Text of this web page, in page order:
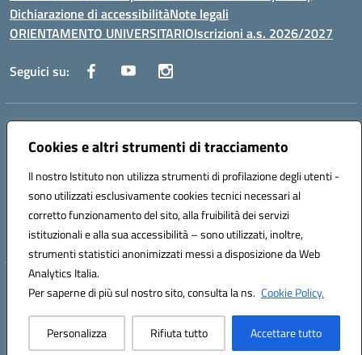
Cookies e altri strumenti di tracciamento
Il nostro Istituto non utilizza strumenti di profilazione degli utenti -
sono utilizzati esclusivamente cookies tecnici necessari al
corretto funzionamento del sito, alla fruibilità dei servizi
istituzionali e alla sua accessibilità – sono utilizzati, inoltre,
strumenti statistici anonimizzati messi a disposizione da Web
Analytics Italia.
Per saperne di più sul nostro sito, consulta la ns. Cookie Policy.
Personalizza Rifiuta tutto Accettare tutto
Dichiarazione di accessibilitàNote legali
ORIENTAMENTO UNIVERSITARIOIscrizioni a.s. 2026/2027
Seguici su:
Indirizzo:
Centralino:0882 331218 Email:fgps210002@istruzione.it
Codice fiscale: 93071630714
Codice meccanografico:
FGPS210002
Codice unico di fatturazione (CUF): UF7W9K
Hosting & Powered by 3D Solution S.r.l.
Concept & Design by Designers Italia